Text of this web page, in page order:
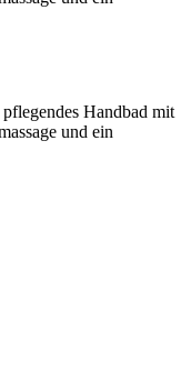
Handbad mit
und ein